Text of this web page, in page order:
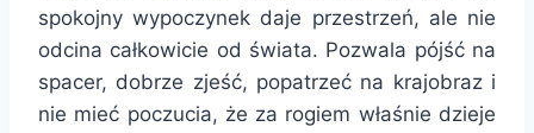
spokojny wypoczynek daje przestrzeń, ale nie
odcina całkowicie od świata. Pozwala pójść na
spacer, dobrze zjeść, popatrzeć na krajobraz i
nie mieć poczucia, że za rogiem właśnie dzieje